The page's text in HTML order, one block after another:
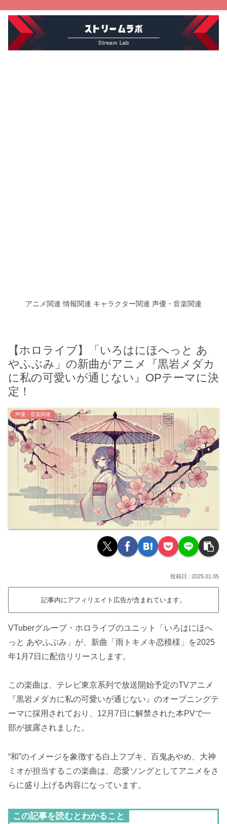
アニメ関連 情報関連 キャラクター関連 声優・音楽関連
【ホロライブ】「いろはにほへっと あ
やふぶみ」の新曲がアニメ『黒岩メダカ
に私の可愛いが通じない』OPテーマに決
定！
声優・音楽関連
2025.01.05
記事内にアフィリエイト広告が含まれています。
VTuberグループ・ホロライブのユニット「いろはにほへ
っと あやふぶみ」が、新曲「雨トキメキ恋模様」を2025
年1月7日に配信リリースします。
この楽曲は、テレビ東京系列で放送開始予定のTVアニメ
『黒岩メダカに私の可愛いが通じない』のオープニングテ
ーマに採用されており、12月7日に解禁された本PVで一
部が披露されました。
“和”のイメージを象徴する白上フブキ、百鬼あやめ、大神
ミオが担当するこの楽曲は、恋愛ソングとしてアニメをさ
らに盛り上げる内容になっています。
この記事を読むとわかること